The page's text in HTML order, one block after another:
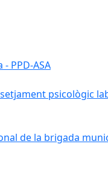
PPD-ASA
psicològic
de la brigada